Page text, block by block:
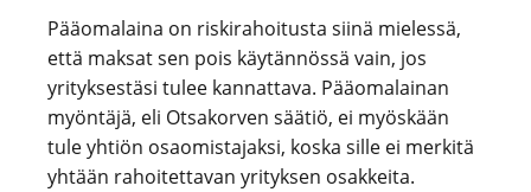
Pääomalaina on riskirahoitusta siinä mielessä,
että maksat sen pois käytännössä vain, jos
yrityksestäsi tulee kannattava. Pääomalainan
myöntäjä, eli Otsakorven säätiö, ei myöskään
tule yhtiön osaomistajaksi, koska sille ei merkitä
yhtään rahoitettavan yrityksen osakkeita.